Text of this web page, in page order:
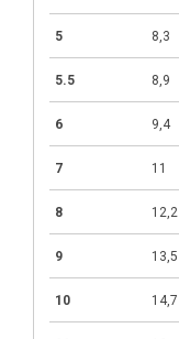
5 8,3
5.5 8,9
6 9,4
7 11
8 12,2
9 13,5
10 14,7